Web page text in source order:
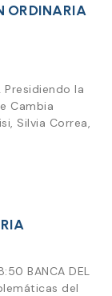
ORDINARIA
Presidiendo la
Cambia
Silvia Correa,
BANCA DEL
del